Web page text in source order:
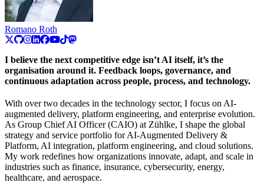
Romano Roth
I believe the next competitive edge isn’t AI itself, it’s the
organisation around it. Feedback loops, governance, and
continuous adaptation across people, process, and technology.
With over two decades in the technology sector, I focus on AI-
augmented delivery, platform engineering, and enterprise evolution.
As Group Chief AI Officer (CAIO) at Zühlke, I shape the global
strategy and service portfolio for AI-Augmented Delivery &
Platform, AI integration, platform engineering, and cloud solutions.
My work redefines how organizations innovate, adapt, and scale in
industries such as finance, insurance, cybersecurity, energy,
healthcare, and aerospace.